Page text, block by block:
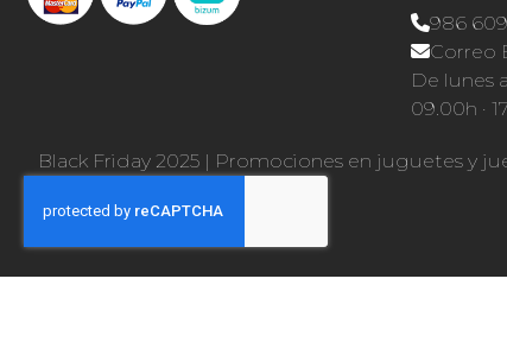
986
Correo
De lunes
09.00h ·
Black Friday 2025 | Promociones en juguetes y